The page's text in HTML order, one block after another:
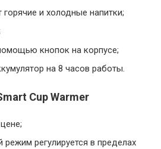
и холодные напитки;
кнопок на корпусе;
на 8 часов работы.
Cup Warmer
режим регулируется в пределах